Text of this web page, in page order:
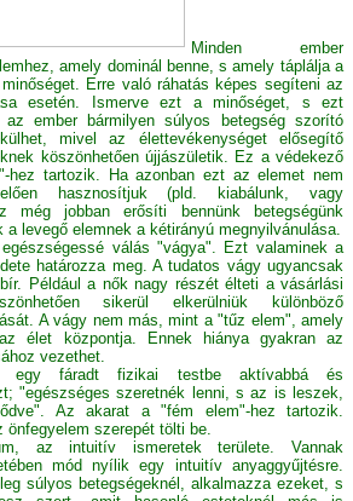
Minden ember
amely dominál benne, s amely táplálja a
Erre való ráhatás képes segíteni az
esetén. Ismerve ezt a minőséget, s ezt
az ember bármilyen súlyos betegség szorító
mivel az élettevékenységet elősegítő
köszönhetően újjászületik. Ez a védekező
hez tartozik. Ha azonban ezt az elemet nem
hasznosítjuk (pld. kiabálunk, vagy
még jobban erősíti bennünk betegségünk
a levegő elemnek a kétirányú megnyilvánulása.
válás "vágya". Ezt valaminek a
határozza meg. A tudatos vágy ugyancsak
Például a nők nagy részét élteti a vásárlási
sikerül elkerülniük különböző
A vágy nem más, mint a "tűz elem", amely
élet központja. Ennek hiánya gyakran az
vezethet.
egy fáradt fizikai testbe aktívabbá és
"egészséges szeretnék lenni, s az is leszek,
Az akarat a "fém elem"-hez tartozik.
önfegyelem szerepét tölti be.
az intuitív ismeretek területe. Vannak
mód nyílik egy intuitív anyaggyűjtésre.
súlyos betegségeknél, alkalmazza ezeket, s